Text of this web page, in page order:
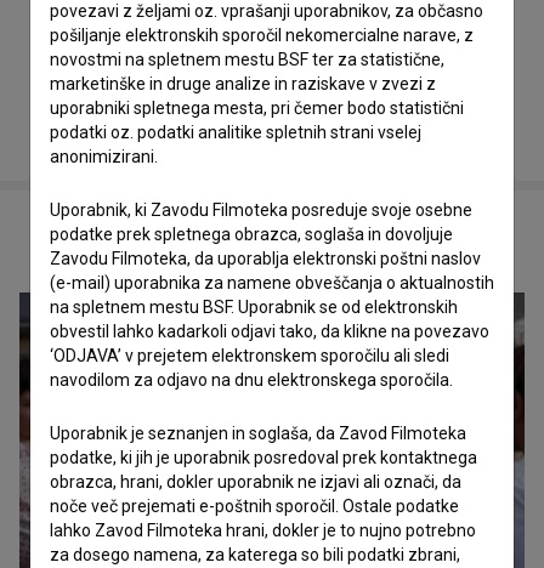
grdo, da so še mrtvi vstali od mrtvih in zapeli z njo (2025).
POVEZANO
povezavi z željami oz. vprašanji uporabnikov, za občasno
pošiljanje elektronskih sporočil nekomercialne narave, z
novostmi na spletnem mestu BSF ter za statistične,
marketinške in druge analize in raziskave v zvezi z
uporabniki spletnega mesta, pri čemer bodo statistični
podatki oz. podatki analitike spletnih strani vselej
anonimizirani.
Uporabnik, ki Zavodu Filmoteka posreduje svoje osebne
podatke prek spletnega obrazca, soglaša in dovoljuje
Zavodu Filmoteka, da uporablja elektronski poštni naslov
(e-mail) uporabnika za namene obveščanja o aktualnostih
na spletnem mestu BSF. Uporabnik se od elektronskih
obvestil lahko kadarkoli odjavi tako, da klikne na povezavo
‘ODJAVA’ v prejetem elektronskem sporočilu ali sledi
navodilom za odjavo na dnu elektronskega sporočila.
Uporabnik je seznanjen in soglaša, da Zavod Filmoteka
podatke, ki jih je uporabnik posredoval prek kontaktnega
obrazca, hrani, dokler uporabnik ne izjavi ali označi, da
noče več prejemati e-poštnih sporočil. Ostale podatke
lahko Zavod Filmoteka hrani, dokler je to nujno potrebno
za dosego namena, za katerega so bili podatki zbrani,